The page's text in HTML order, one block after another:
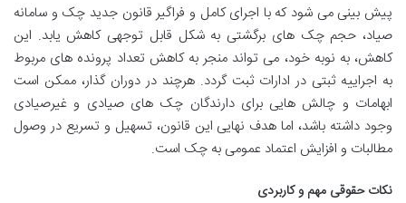
پیش بینی می شود که با اجرای کامل و فراگیر قانون جدید چک و سامانه
صیاد، حجم چک های برگشتی به شکل قابل توجهی کاهش یابد. این
کاهش، به نوبه خود، می تواند منجر به کاهش تعداد پرونده های مربوط
به اجراییه ثبتی در ادارات ثبت گردد. هرچند در دوران گذار، ممکن است
ابهامات و چالش هایی برای دارندگان چک های صیادی و غیرصیادی
وجود داشته باشد، اما هدف نهایی این قانون، تسهیل و تسریع در وصول
مطالبات و افزایش اعتماد عمومی به چک است.
نکات حقوقی مهم و کاربردی